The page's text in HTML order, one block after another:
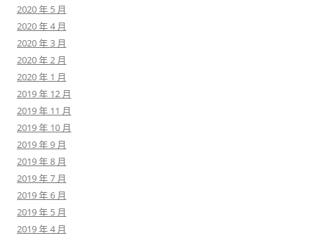
2020 年 5 月
2020 年 4 月
2020 年 3 月
2020 年 2 月
2020 年 1 月
2019 年 12 月
2019 年 11 月
2019 年 10 月
2019 年 9 月
2019 年 8 月
2019 年 7 月
2019 年 6 月
2019 年 5 月
2019 年 4 月